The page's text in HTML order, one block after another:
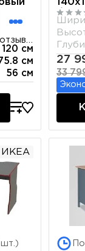
120 см
см
56 см
27
33
ИКЕА
шт.)